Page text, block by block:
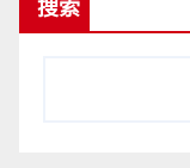
页
搜索